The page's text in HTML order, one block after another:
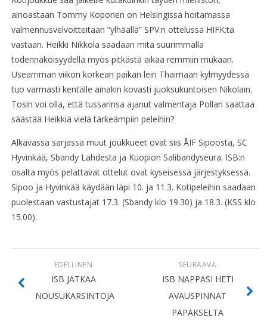
ainoastaan Tommy Koponen on Helsingissä hoitamassa
valmennusvelvoitteitaan ”ylhäällä” SPV:n ottelussa HIFK:ta
vastaan. Heikki Nikkola saadaan mitä suurimmalla
todennäköisyydellä myös pitkästä aikaa remmiin mukaan.
Useamman viikon korkean paikan leiri Thaimaan kylmyydessä
tuo varmasti kentälle ainakin kovasti juoksukuntoisen Nikolain.
Tosin voi olla, että tussarinsa ajanut valmentaja Pollari saattaa
säästää Heikkiä vielä tärkeämpiin peleihin?
Alkavassa sarjassa muut joukkueet ovat siis ÅIF Sipoosta, SC
Hyvinkää, Sbandy Lahdesta ja Kuopion Salibandyseura. ISB:n
osalta myös pelattavat ottelut ovat kyseisessä järjestyksessä.
Sipoo ja Hyvinkää käydään läpi 10. ja 11.3. Kotipeleihin saadaan
puolestaan vastustajat 17.3. (Sbandy klo 19.30) ja 18.3. (KSS klo
15.00).
SEURAAVA
ISB NAPPASI HETI
AVAUSPINNAT
PAPAKSELTA
EDELLINEN
ISB JATKAA
NOUSUKARSINTOJA